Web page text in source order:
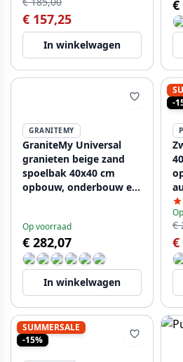
€ 157,25
In winkelwagen
€
GRANITEMY
GraniteMy Universal
granieten beige zand
spoelbak 40x40 cm
opbouw, onderbouw en
1208967210
Op voorraad
€ 282,07
In winkelwagen
-
€
€
SUMMERSALE
-15%